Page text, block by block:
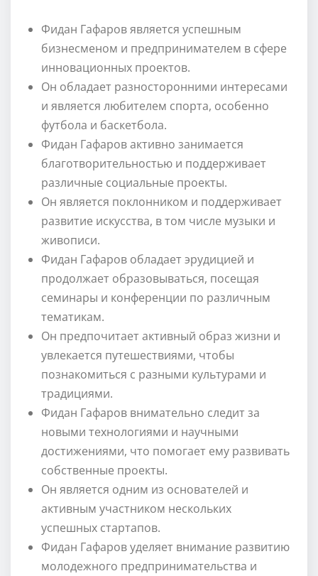
Фидан Гафаров является успешным
бизнесменом и предпринимателем в сфере
инновационных проектов.
Он обладает разносторонними интересами
и является любителем спорта, особенно
футбола и баскетбола.
Фидан Гафаров активно занимается
благотворительностью и поддерживает
различные социальные проекты.
Он является поклонником и поддерживает
развитие искусства, в том числе музыки и
живописи.
Фидан Гафаров обладает эрудицией и
продолжает образовываться, посещая
семинары и конференции по различным
тематикам.
Он предпочитает активный образ жизни и
увлекается путешествиями, чтобы
познакомиться с разными культурами и
традициями.
Фидан Гафаров внимательно следит за
новыми технологиями и научными
достижениями, что помогает ему развивать
собственные проекты.
Он является одним из основателей и
активным участником нескольких
успешных стартапов.
Фидан Гафаров уделяет внимание развитию
молодежного предпринимательства и